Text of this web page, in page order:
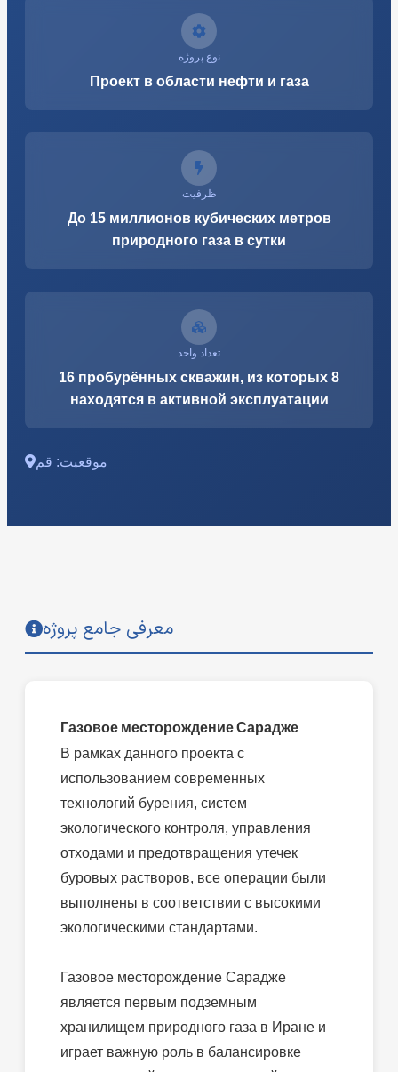
نوع پروژه
Проект в области нефти и газа
ظرفیت
До 15 миллионов кубических метров
природного газа в сутки
تعداد واحد
16 пробурённых скважин, из которых 8
находятся в активной эксплуатации
موقعیت: قم
معرفی جامع پروژه
Газовое месторождение Сарадже
В рамках данного проекта с
использованием современных
технологий бурения, систем
экологического контроля, управления
отходами и предотвращения утечек
буровых растворов, все операции были
выполнены в соответствии с высокими
экологическими стандартами.
Газовое месторождение Сарадже
является первым подземным
хранилищем природного газа в Иране и
играет важную роль в балансировке